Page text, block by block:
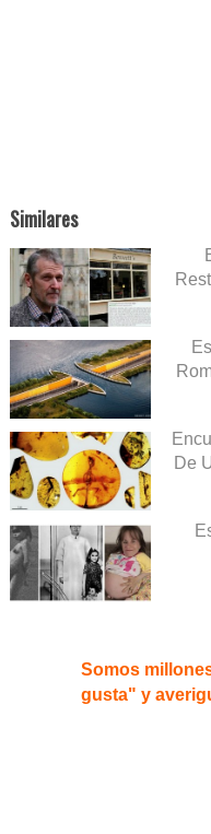
Similares
De
Somos
gusta" y